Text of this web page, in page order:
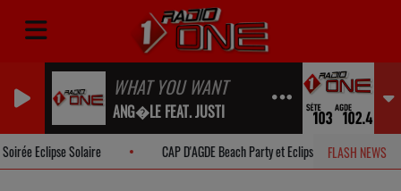
WHAT YOU WANT
ANG�LE FEAT. JUSTI
FLASH NEWS
Eclipse Solaire CAP D'AGDE Beach Party et Eclipse Solaire